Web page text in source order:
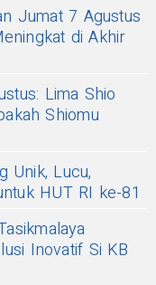
Jumat 7 Agustus
di Akhir
Lima Shio
Shiomu
Unik, Lucu,
HUT RI ke-81
Inovatif Si KB